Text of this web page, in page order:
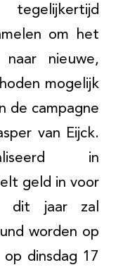
om het
naar nieuwe,
mogelijk
de campagne
van Eijck.
in
geld in voor
dit jaar zal
worden op
op dinsdag 17